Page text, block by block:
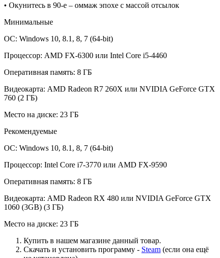
• Окунитесь в 90-е – оммаж эпохе с массой отсылок
Минимальные
ОС: Windows 10, 8.1, 8, 7 (64-bit)
Процессор: AMD FX-6300 или Intel Core i5-4460
Оперативная память: 8 ГБ
Видеокарта: AMD Radeon R7 260X или NVIDIA GeForce GTX
760 (2 ГБ)
Место на диске: 23 ГБ
Рекомендуемые
ОС: Windows 10, 8.1, 8, 7 (64-bit)
Процессор: Intel Core i7-3770 или AMD FX-9590
Оперативная память: 8 ГБ
Видеокарта: AMD Radeon RX 480 или NVIDIA GeForce GTX
1060 (3GB) (3 ГБ)
Место на диске: 23 ГБ
Купить в нашем магазине данный товар.
Скачать и установить программу - Steam (если она ещё